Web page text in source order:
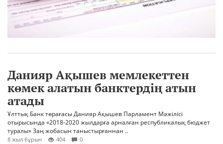
Данияр Ақышев мемлекеттен
көмек алатын банктердің атын
атады
Ұлттық Банк төрағасы Данияр Ақышев Парламент Мәжілісі
отырысында «2018-2020 жылдарға арналған республикалық бюджет
туралы» Заң жобасын таныстырғаннан ..
8 жыл бұрын 404 0